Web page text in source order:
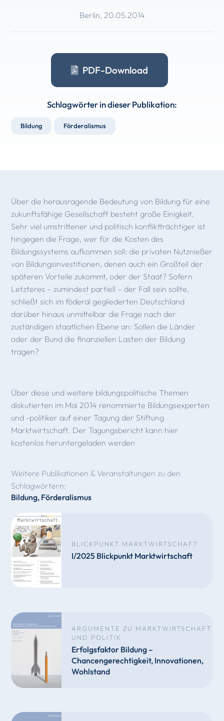
Berlin, 20.05.2014
PDF-Download
Schlagwörter in dieser Publikation:
Bildung Förderalismus
Über die herausragende Bedeutung von Bildung für eine
zukunftsfähige Gesellschaft besteht große Einigkeit.
Sehr viel umstrittener und politisch konfliktträchtiger ist
hingegen die Frage, wer für die Kosten des
Bildungssystems aufkommen soll: die privaten Nutznießer
von Bildungsinvestitionen, denen auch ein Großteil der
späteren Vorteile zukommt, oder der Staat? Sofern
Letzteres – zumindest partiell – der Fall sein sollte,
schließt sich im föderal gegliederten Deutschland
darüber hinaus unmittelbar die Frage nach der
zuständigen staatlichen Ebene an: Sollen die Länder
oder der Bund die finanziellen Lasten der Bildung
tragen?
Über diese und weitere bildungspolitische Themen
diskutierten im Mai 2014 renommierte Bildungsexperten
und -politiker auf einer Tagung der Stiftung
Marktwirtschaft. Der Tagungsbericht kann hier
kostenlos heruntergeladen werden
Weitere Publikationen & Veranstaltungen zu den
Schlagwörtern:
Bildung, Förderalismus
BLICKPUNKT MARKTWIRTSCHAFT
I/2025 Blickpunkt Marktwirtschaft
ARGUMENTE ZU MARKTWIRTSCHAFT
UND POLITIK
Erfolgsfaktor Bildung –
Chancengerechtigkeit, Innovationen,
Wohlstand